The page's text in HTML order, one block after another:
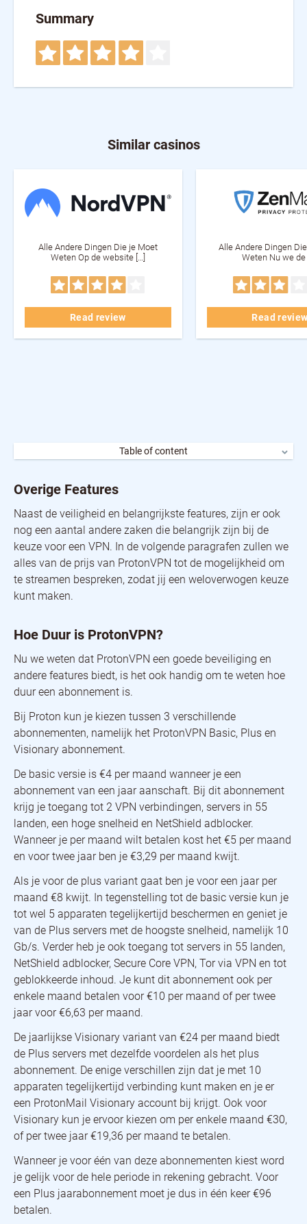
Summary
Similar casinos
Alle Andere Dingen Die je Moet
Weten Op de website […]
Read review
Alle Andere Dingen
Weten Nu we
Read
Table of content
Is Er een Gratis Versie van ProtonVPN?
De Klantenservice van ProtonVPN
De Snelheid van ProtonVPN
Is ProtonVPN Veilig?
Streamen met ProtonVPN
Gamen met ProtonVPN
Torrents Downloaden met ProtonVPN
De Applicatie van ProtonVPN
Werkt ProtonVPN in China?
Overige Features
Naast de veiligheid en belangrijkste features, zijn er ook
nog een aantal andere zaken die belangrijk zijn bij de
keuze voor een VPN. In de volgende paragrafen zullen we
alles van de prijs van ProtonVPN tot de mogelijkheid om
te streamen bespreken, zodat jij een weloverwogen keuze
kunt maken.
Hoe Duur is ProtonVPN?
Nu we weten dat ProtonVPN een goede beveiliging en
andere features biedt, is het ook handig om te weten hoe
duur een abonnement is.
Bij Proton kun je kiezen tussen 3 verschillende
abonnementen, namelijk het ProtonVPN Basic, Plus en
Visionary abonnement.
De basic versie is €4 per maand wanneer je een
abonnement van een jaar aanschaft. Bij dit abonnement
krijg je toegang tot 2 VPN verbindingen, servers in 55
landen, een hoge snelheid en NetShield adblocker.
Wanneer je per maand wilt betalen kost het €5 per maand
en voor twee jaar ben je €3,29 per maand kwijt.
Als je voor de plus variant gaat ben je voor een jaar per
maand €8 kwijt. In tegenstelling tot de basic versie kun je
tot wel 5 apparaten tegelijkertijd beschermen en geniet je
van de Plus servers met de hoogste snelheid, namelijk 10
Gb/s. Verder heb je ook toegang tot servers in 55 landen,
NetShield adblocker, Secure Core VPN, Tor via VPN en tot
geblokkeerde inhoud. Je kunt dit abonnement ook per
enkele maand betalen voor €10 per maand of per twee
jaar voor €6,63 per maand.
De jaarlijkse Visionary variant van €24 per maand biedt
de Plus servers met dezelfde voordelen als het plus
abonnement. De enige verschillen zijn dat je met 10
apparaten tegelijkertijd verbinding kunt maken en je er
een ProtonMail Visionary account bij krijgt. Ook voor
Visionary kun je ervoor kiezen om per enkele maand €30,
of per twee jaar €19,36 per maand te betalen.
Wanneer je voor één van deze abonnementen kiest word
je gelijk voor de hele periode in rekening gebracht. Voor
een Plus jaarabonnement moet je dus in één keer €96
betalen.